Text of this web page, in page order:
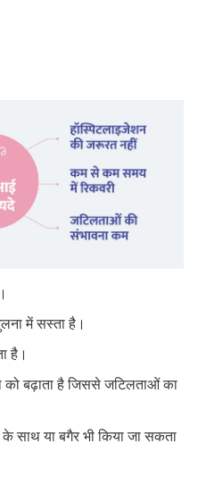
में सस्ता है।
है।
को बढ़ाता है जिससे जटिलताओं का
के साथ या बगैर भी किया जा सकता